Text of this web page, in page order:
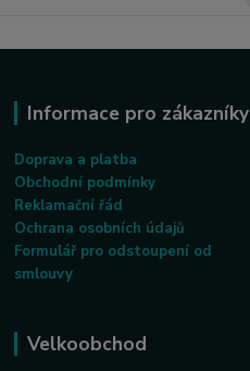
Informace pro zákazníky
Doprava a platba
Obchodní podmínky
Reklamační řád
Ochrana osobních údajů
Formulář pro odstoupení od
smlouvy
Velkoobchod